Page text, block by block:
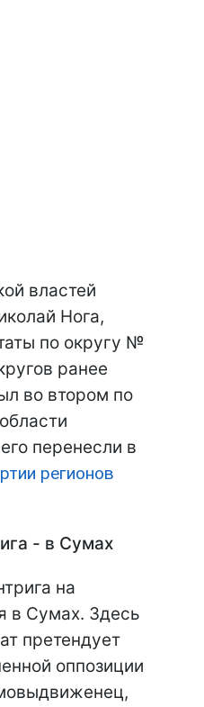
властей
Нога,
по округу №
ранее
во втором по
перенесли в
регионов
- в Сумах
на
в Сумах. Здесь
претендует
оппозиции